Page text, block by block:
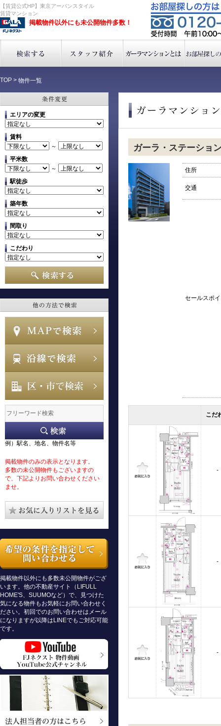
【賃貸公式HP】東京アーバンスタイル
賃貸マンション
掲載物件以外にも未公開物件多数！
TOP > 物件一覧
エリアの変更
賃料
～
平米数
～
駅徒歩
築年数
間取り
こだわり
例）駅名、地名、物件名等
掲載物件のみの表示となります。
多数の未公開物件もございますの
で、下記よりお問い合わせください
ませ。
掲載物件以外にも多数未公開物件がござ
います。他の不動産サイト（LIFULL
HOME'S、SUUMOなど）で、見つけた
気になる物件もお気軽にお問い合わせく
ださい。初回でのお問い合わせはメール
になりますが以降はLINEでもご対応可能
です。
ガーラ・ステーショ
住所
交通
セールスポ
こだ
-
-
-